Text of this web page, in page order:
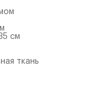
см
ткань